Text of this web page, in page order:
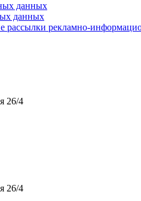
данных
данных
рассылки рекламно-
26/4
26/4